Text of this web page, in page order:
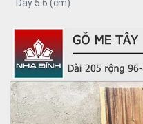
Dày 5.6 (cm)